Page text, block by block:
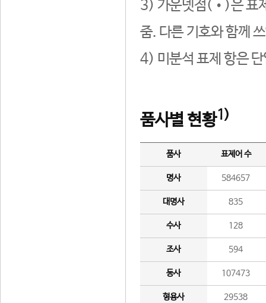
3) 가운뎃점(•)은 표
줌. 다른 기호와 함께
4) 미분석 표제 항은
품사별 현황1)
품사 표제어 수
명사 584657
대명사 835
수사 128
조사 594
동사 107473
형용사 29538